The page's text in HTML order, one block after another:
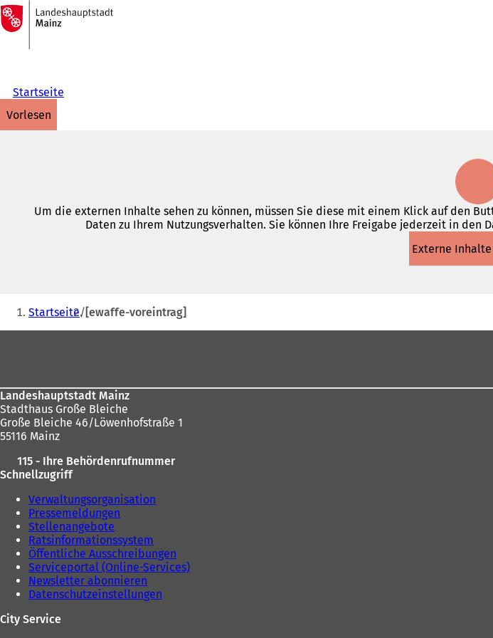
Inhalt anspringen
Zur
Startseite
Startseite
vorlesen
Um die externen Inhalte sehen zu können, müssen Sie diese mit einem Klick auf den
Daten zu Ihrem Nutzungsverhalten. Sie können Ihre Freigabe jederzeit in den
Externe
Sie
befinden
Startseite [ewaffe-voreintrag]
Landeshauptstadt Mainz
Stadthaus Große Bleiche
Große Bleiche 46/Löwenhofstraße 1
55116 Mainz
115 - Ihre Behördenrufnummer
Schnellzugriff
Verwaltungsorganisation
Pressemeldungen
Stellenangebote
Ratsinformationssystem
Öffentliche Ausschreibungen
Serviceportal (Online-Services)
Newsletter abonnieren
Datenschutzeinstellungen
City Service